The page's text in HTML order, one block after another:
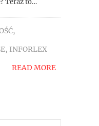
,
, INFORLEX
READ MORE